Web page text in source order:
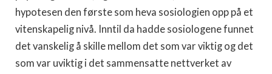
hypotesen den første som heva sosiologien opp på et
vitenskapelig nivå. Inntil da hadde sosiologene funnet
det vanskelig å skille mellom det som var viktig og det
som var uviktig i det sammensatte nettverket av